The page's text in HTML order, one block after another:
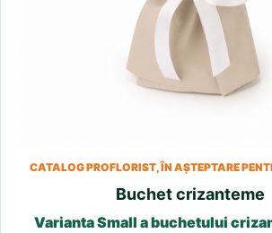
CATALOG PROFLORIST, ÎN AȘTEPTARE
Buchet crizanteme
Varianta Small a buchetului